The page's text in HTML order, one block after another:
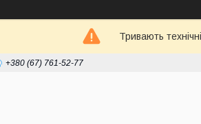
Тривають
+380 (67) 761-52-77